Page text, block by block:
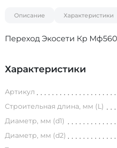
Описание Характеристики
Переход Экосети Кр
Характеристики
Артикул
Строительная длина, мм (L)
Диаметр, мм (d1)
Диаметр, мм (d2)